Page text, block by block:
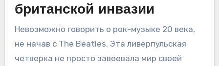
британской инвазии
Невозможно говорить о рок-музыке 20 века,
не начав с The Beatles. Эта ливерпульская
четверка не просто завоевала мир своей